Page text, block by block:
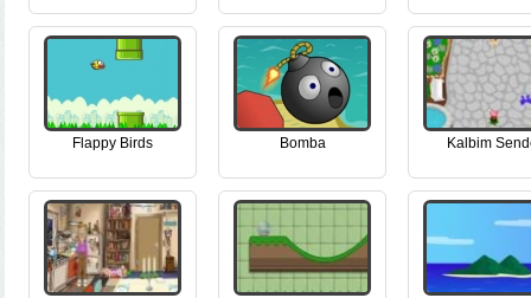
Flappy Birds Bomba Kalbim